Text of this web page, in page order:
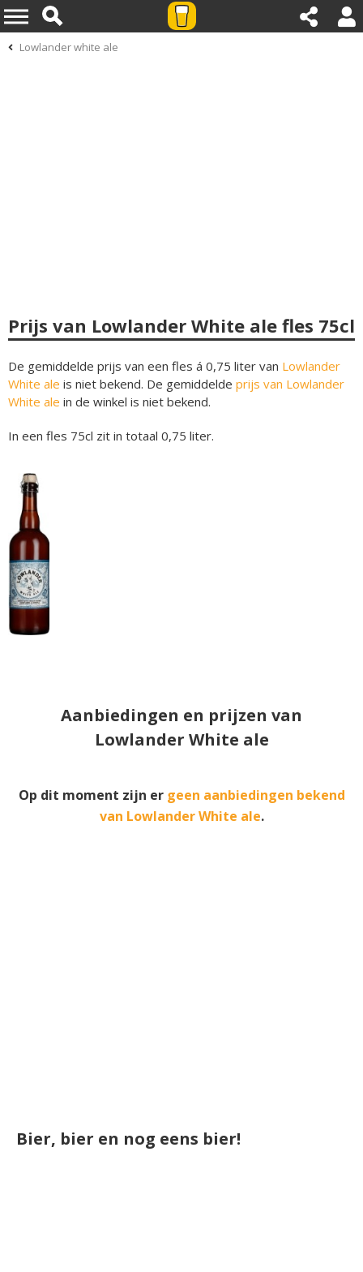
Lowlander white ale
Prijs van Lowlander White ale fles 75cl
De gemiddelde prijs van een fles á 0,75 liter van Lowlander
White ale is niet bekend. De gemiddelde prijs van Lowlander
White ale in de winkel is niet bekend.
In een fles 75cl zit in totaal 0,75 liter.
Aanbiedingen en prijzen van
Lowlander White ale
Op dit moment zijn er geen aanbiedingen bekend
van Lowlander White ale.
Bier, bier en nog eens bier!